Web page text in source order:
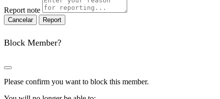
Report note
Report
Block Member?
Please confirm you want to block this member.